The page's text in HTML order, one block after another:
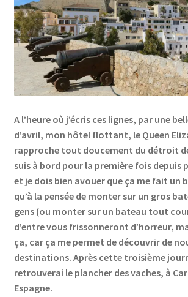
Contact Me
Links
My Account
Privacy Policy
Privacy Tools
Private Tuition
Shop
Terms and Conditions
Categories
A l’heure où j’écris ces lignes, par une
d’avril, mon hôtel flottant, le Queen
rapproche tout doucement du détroit
suis à bord pour la première fois depuis
et je dois bien avouer que ça me fait un
qu’à la pensée de monter sur un gros
gens (ou monter sur un bateau tout
d’entre vous frissonneront d’horreur,
ça, car ça me permet de découvrir de
destinations. Après cette troisième
retrouverai le plancher des vaches, à
Espagne.